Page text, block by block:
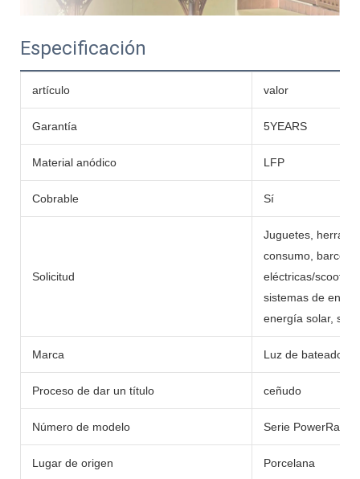
Especificación
artículo valor
Garantía 5YEARS
Material anódico LFP
Cobrable Sí
Solicitud
Juguetes,
consumo, barcos,
eléctricas/
sistemas de
energía solar,
Marca Luz de bateador
Proceso de dar un título ceñudo
Número de modelo Serie PowerRack
Lugar de origen Porcelana